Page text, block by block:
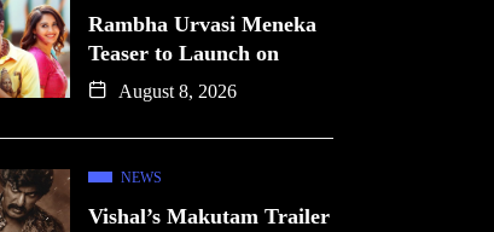
Rambha Urvasi Meneka
Teaser to Launch on
August 8, 2026
NEWS
Vishal’s Makutam Trailer